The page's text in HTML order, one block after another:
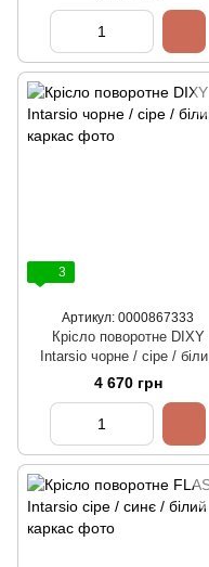
3
Артикул: 0000867333
Крісло поворотне DIXY
Intarsio чорне / сіре / білий
каркас
4 670 грн